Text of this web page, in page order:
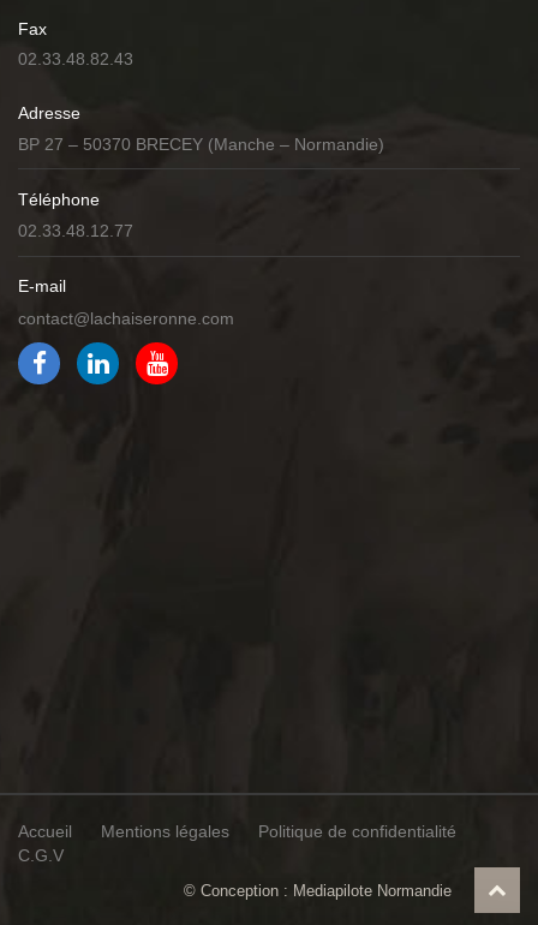
Fax
02.33.48.82.43
Adresse
BP 27 – 50370 BRECEY (Manche – Normandie)
Téléphone
02.33.48.12.77
E-mail
contact@lachaiseronne.com
Accueil Mentions légales
Politique de confidentialité
C.G.V
© Conception : Mediapilote Normandie